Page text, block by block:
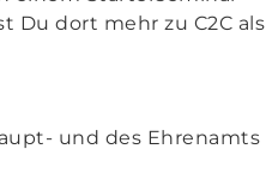
Du dort mehr zu C2C als
und des Ehrenamts